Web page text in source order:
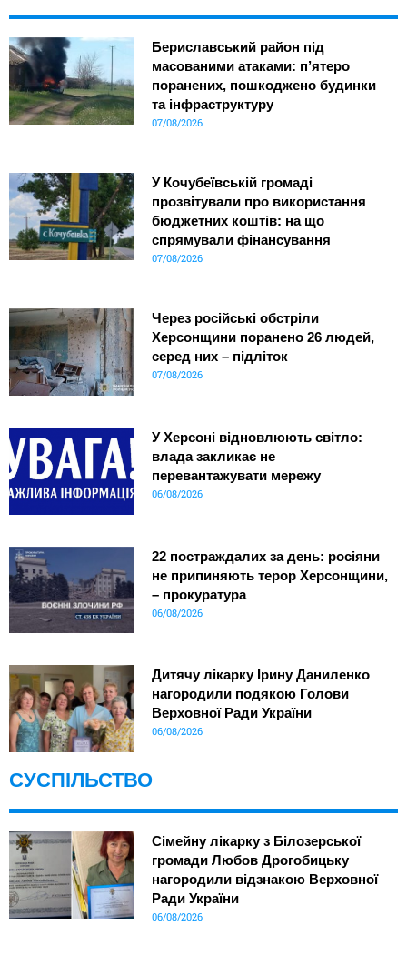
Бериславський район під
масованими атаками: п’ятеро
поранених, пошкоджено будинки
та інфраструктуру
07/08/2026
У Кочубеївській громаді
прозвітували про використання
бюджетних коштів: на що
спрямували фінансування
07/08/2026
Через російські обстріли
Херсонщини поранено 26 людей,
серед них – підліток
07/08/2026
У Херсоні відновлюють світло:
влада закликає не
перевантажувати мережу
06/08/2026
22 постраждалих за день: росіяни
не припиняють терор Херсонщини,
– прокуратура
06/08/2026
Дитячу лікарку Ірину Даниленко
нагородили подякою Голови
Верховної Ради України
06/08/2026
СУСПІЛЬСТВО
Сімейну лікарку з Білозерської
громади Любов Дрогобицьку
нагородили відзнакою Верховної
Ради України
06/08/2026